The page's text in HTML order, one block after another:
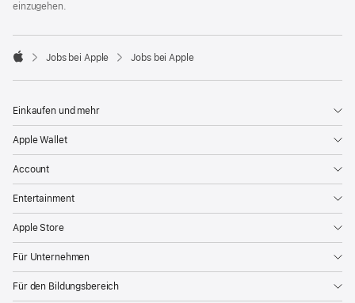
einzugehen.

Jobs bei Apple Jobs bei Apple
Einkaufen und mehr
Apple Wallet
Account
Entertainment
Apple Store
Für Unternehmen
Für den Bildungsbereich